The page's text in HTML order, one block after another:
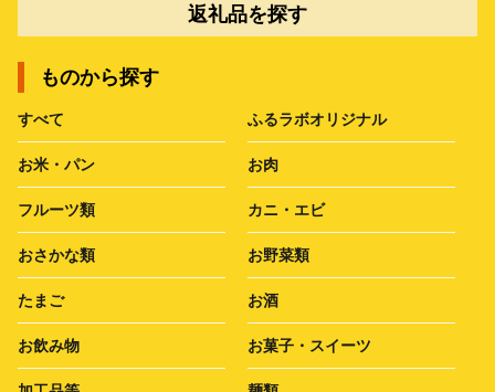
返礼品を探す
ものから探す
すべて ふるラボオリジナル
お米・パン お肉
フルーツ類 カニ・エビ
おさかな類 お野菜類
たまご お酒
お飲み物 お菓子・スイーツ